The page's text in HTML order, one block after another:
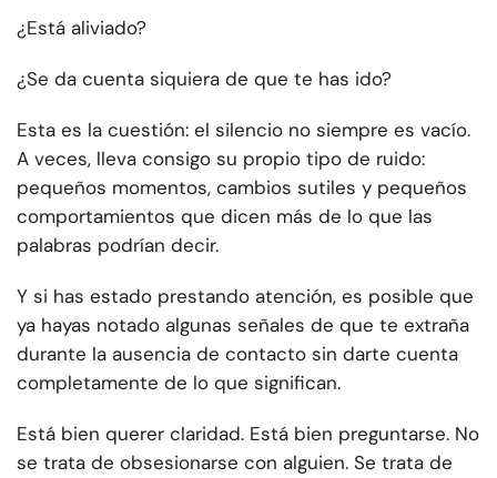
¿Está aliviado?
¿Se da cuenta siquiera de que te has ido?
Esta es la cuestión: el silencio no siempre es vacío.
A veces, lleva consigo su propio tipo de ruido:
pequeños momentos, cambios sutiles y pequeños
comportamientos que dicen más de lo que las
palabras podrían decir.
Y si has estado prestando atención, es posible que
ya hayas notado algunas señales de que te extraña
durante la ausencia de contacto sin darte cuenta
completamente de lo que significan.
Está bien querer claridad. Está bien preguntarse. No
se trata de obsesionarse con alguien. Se trata de